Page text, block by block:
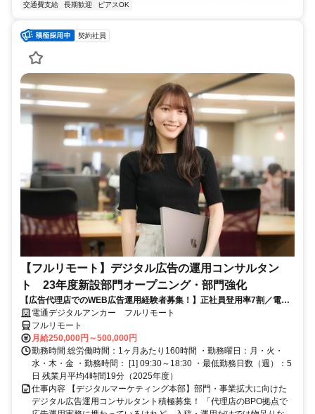
交通費支給
長期歓迎 ピアスOK
契約社員
【フルリモート】デジタル広告の運用コンサルタン
ト 23年度新設部門オープニング・部門強化
【広告代理店でのWEB広告運用経験者募集！】正社員登用率7割／電通
G／全国×完全在宅／年休126日・土日祝休み／残業月平均4時間19分
電通デジタルアンカー フルリモート
フルリモート
月給250,000円～500,000円
勤務時間 総労働時間：1ヶ月あたり160時間 ・勤務曜日：月・火・
水・木・金 ・勤務時間： [1] 09:30～18:30 ・最低勤務日数（週）：5
日 残業月平均4時間19分（2025年度）
仕事内容 【デジタルマーケティング本部】部門・事業拡大に向けた
デジタル広告運用コンサルタント積極募集！ 「代理店のBPO拠点で